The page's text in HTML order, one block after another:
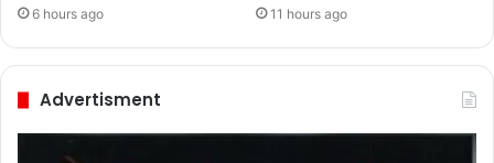
6 hours ago 11 hours ago
Advertisment